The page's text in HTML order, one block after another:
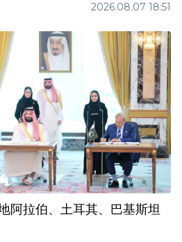
2026.08.07 18:51
阿拉伯、土耳其、巴基斯坦